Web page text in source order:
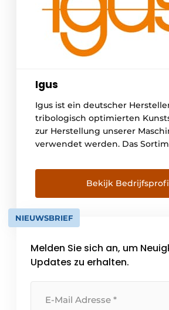
Igus
Igus ist ein deutscher
tribologisch optimierten
zur Herstellung unserer
verwendet werden. Das
und Kabel, sogenannte Motion
Belgien beliefern wir mehr als
die in den unterschiedlichsten
tätig sind. Mit den Online-Tools,
[...]
Bekijk
NIEUWSBRIEF
Melden Sie sich an, um
Updates zu erhalten.